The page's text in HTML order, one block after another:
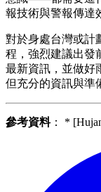
報技術與警報傳達
對於身處台灣或計
程，強烈建議出發
最新資訊，並做好
但充分的資訊與準
參考資料： *